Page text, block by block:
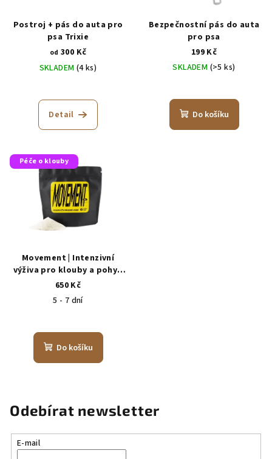
Postroj + pás do auta pro
psa Trixie
od 300 Kč
SKLADEM (4 ks)
Detail
Bezpečnostní pás do auta
pro psa
199 Kč
SKLADEM (>5 ks)
Do košíku
Péče o klouby
Movement | Intenzivní
výživa pro klouby a pohyb
psů 200 g
650 Kč
5 - 7 dní
Do košíku
Odebírat newsletter
E-mail